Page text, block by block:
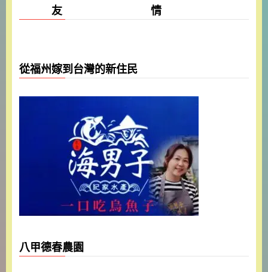
友 情
從福州嫁到台灣的新住民
八甲德春農園